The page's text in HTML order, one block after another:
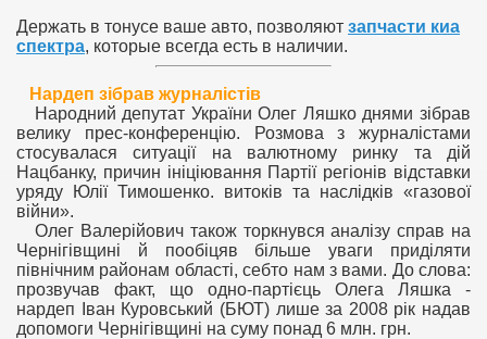
Держать в тонусе ваше авто, позволяют запчасти киа
спектра, которые всегда есть в наличии.
Нардеп зібрав журналістів
Народний депутат України Олег Ляшко днями зібрав
велику прес-конференцію. Розмова з журналістами
стосувалася ситуації на валютному ринку та дій
Нацбанку, причин ініціювання Партії регіонів відставки
уряду Юлії Тимошенко. витоків та наслідків «газової
війни».
Олег Валерійович також торкнувся аналізу справ на
Чернігівщині й пообіцяв більше уваги приділяти
північним районам області, себто нам з вами. До слова:
прозвучав факт, що одно-партієць Олега Ляшка -
нардеп Іван Куровський (БЮТ) лише за 2008 рік надав
допомоги Чернігівщині на суму понад 6 млн. грн.